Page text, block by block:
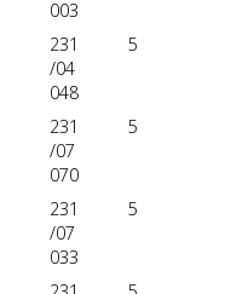
003
231
/04
048
5
231
/07
070
5
231
/07
033
5